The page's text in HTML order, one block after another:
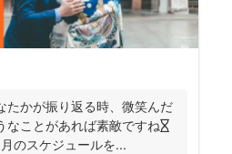
たかが振り返る時、微笑んだ
なことがあれば素敵ですね⏳
のスケジュールを...